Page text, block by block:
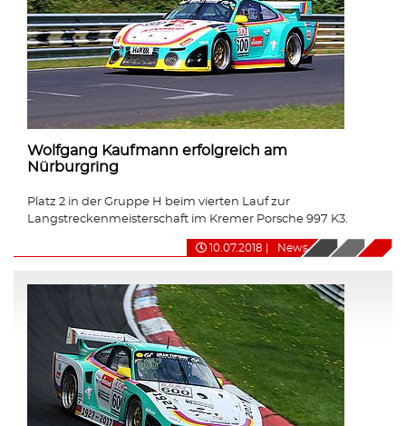
Wolfgang Kaufmann erfolgreich am
Nürburgring
Platz 2 in der Gruppe H beim vierten Lauf zur
Langstreckenmeisterschaft im Kremer Porsche 997 K3.
10.07.2018 News